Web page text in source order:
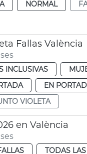
NORMAL
Fallas València
INCLUSIVAS
EN
VIOLETA
en València
TODAS